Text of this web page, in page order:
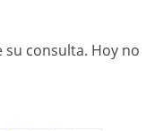
su consulta. Hoy no